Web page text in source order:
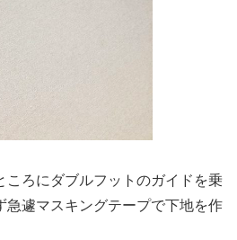
ころにダブルフットのガイドを乗
急遽マスキングテープで下地を作